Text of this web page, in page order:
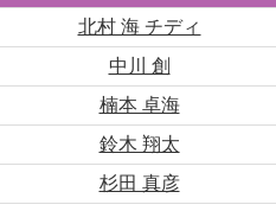
北村 海 チディ
中川 創
楠本 卓海
鈴木 翔太
杉田 真彦